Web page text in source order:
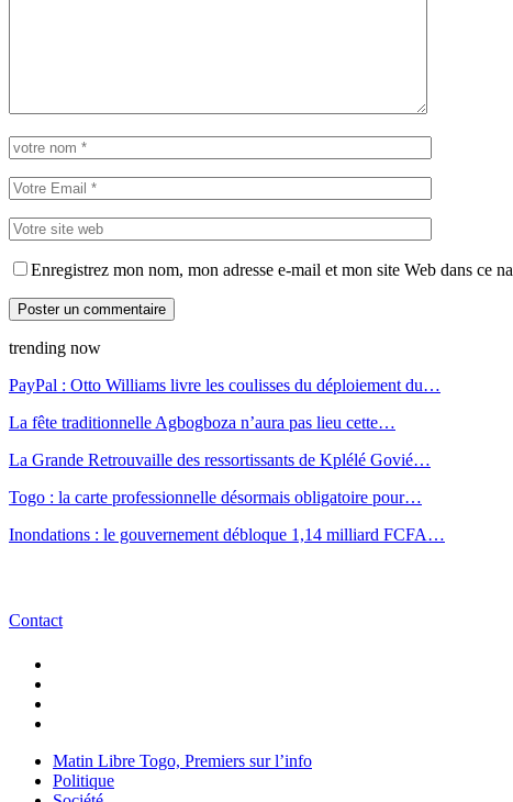
Enregistrez mon nom, mon adresse e-mail et mon site Web dans ce
trending now
PayPal : Otto Williams livre les coulisses du déploiement du…
La fête traditionnelle Agbogboza n’aura pas lieu cette…
La Grande Retrouvaille des ressortissants de Kplélé Govié…
Togo : la carte professionnelle désormais obligatoire pour…
Inondations : le gouvernement débloque 1,14 milliard FCFA…
Contact
Matin Libre Togo, Premiers sur l’info
Politique